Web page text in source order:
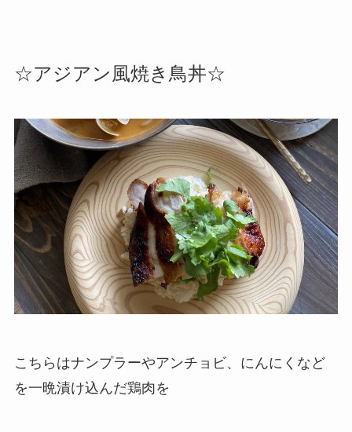
☆アジアン風焼き鳥丼☆
こちらはナンプラーやアンチョビ、にんにくなど
を一晩漬け込んだ鶏肉を